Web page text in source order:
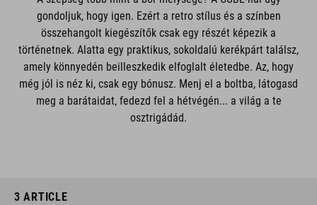
gondoljuk, hogy igen. Ezért a retro stílus és a színben
összehangolt kiegészítők csak egy részét képezik a
történetnek. Alatta egy praktikus, sokoldalú kerékpárt találsz,
amely könnyedén beilleszkedik elfoglalt életedbe. Az, hogy
még jól is néz ki, csak egy bónusz. Menj el a boltba, látogasd
meg a barátaidat, fedezd fel a hétvégén... a világ a te
osztrigádád.
3 ARTICLE